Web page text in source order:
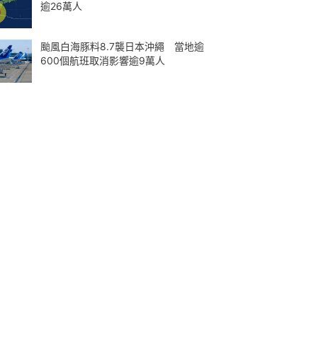
逾26萬人
颱風白海豚料8.7襲日本沖繩 當地逾
600個航班取消影響逾9萬人